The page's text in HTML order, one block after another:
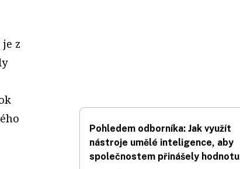
z
Pohledem odborníka: Jak využít
nástroje umělé inteligence, aby
společnostem přinášely hodnotu